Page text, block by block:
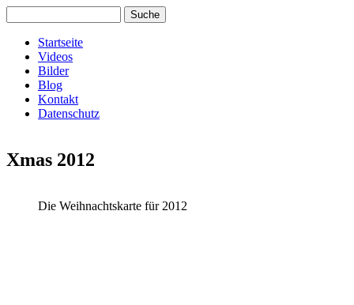
www.florian-
ultra.de
Hauptmenü
Startseite
Videos
Bilder
Blog
Kontakt
Datenschutz
Xmas 2012
Die Weihnachtskarte für 2012